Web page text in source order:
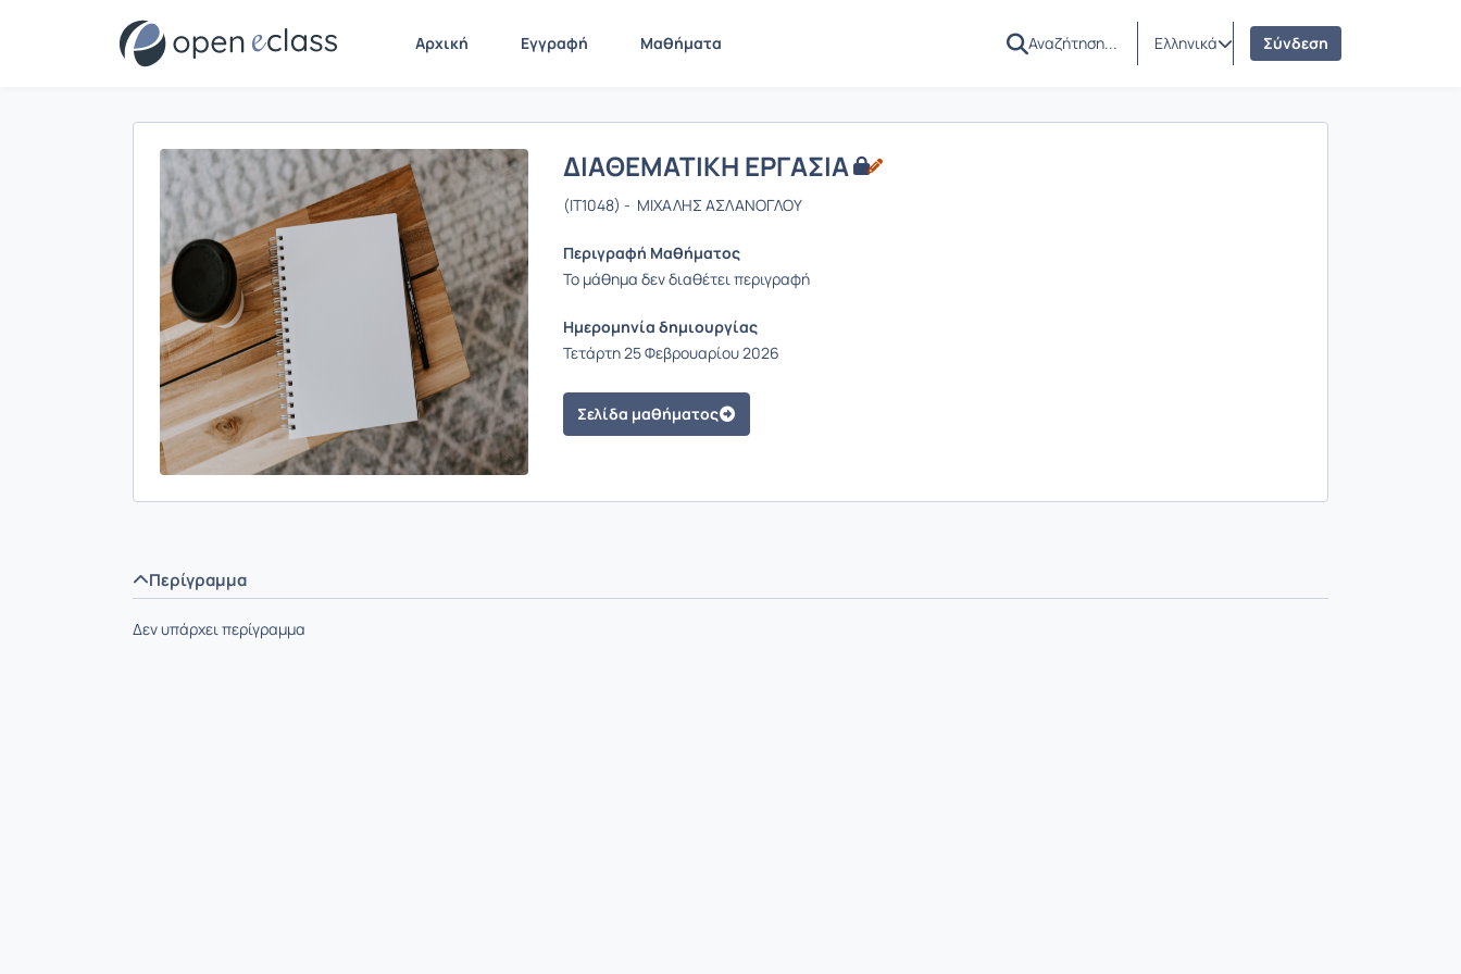
Αρχική Εγγραφή Μαθήματα Ελληνικά Σύνδεση
Παρουσίαση/Προβολή
ΔΙΑΘΕΜΑΤΙΚΗ ΕΡΓΑΣΙΑ
(IT1048) - ΜΙΧΑΛΗΣ ΑΣΛΑΝΟΓΛΟΥ
Περιγραφή Μαθήματος
Το μάθημα δεν διαθέτει περιγραφή
Ημερομηνία δημιουργίας
Τετάρτη 25 Φεβρουαρίου 2026
Σελίδα μαθήματος
Περίγραμμα
Δεν υπάρχει περίγραμμα